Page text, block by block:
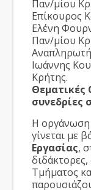
Παν/μίου
Επίκουρος
Ελένη
Παν/μίου
Ιωάννης
Κρήτης.
Θεματικές
συνεδρίες
Η οργάνωση
γίνεται με
Εργασίας,
διδάκτορες,
Τμήματος